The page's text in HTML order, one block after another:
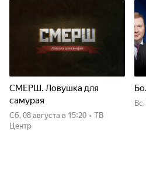
СМЕРШ. Ловушка для
самурая
сб, 08 августа в 15:20 • ТВ
Центр